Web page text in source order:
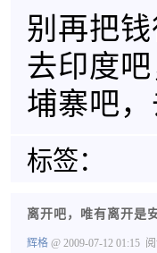
别再把
去印度
埔寨吧
标签：
离开吧，唯有离开是
辉格 @ 2009-07-12 01:15